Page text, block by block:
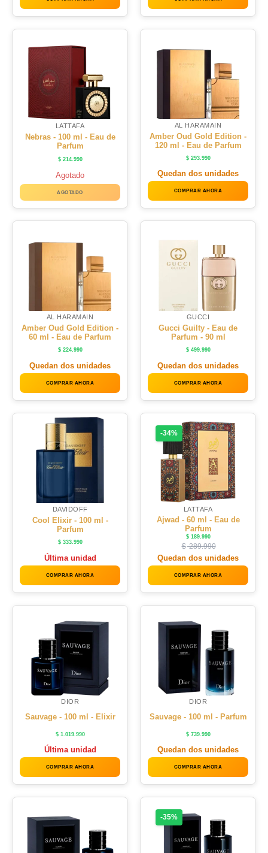
LATTAFA
Nebras - 100 ml - Eau de
Parfum
$214.990
Agotado
AGOTADO
AL HARAMAIN
Amber Oud Gold Edition -
120 ml - Eau de Parfum
$293.990
Quedan dos unidades
COMPRAR AHORA
AL HARAMAIN
Amber Oud Gold Edition -
60 ml - Eau de Parfum
$224.990
Quedan dos unidades
COMPRAR AHORA
GUCCI
Gucci Guilty - Eau de
Parfum - 90 ml
$499.990
Quedan dos unidades
COMPRAR AHORA
DAVIDOFF
Cool Elixir - 100 ml -
Parfum
$333.990
Última unidad
COMPRAR AHORA
-34%
LATTAFA
Ajwad - 60 ml - Eau de
Parfum
$189.990
$289.990
Quedan dos unidades
COMPRAR AHORA
DIOR
Sauvage - 100 ml - Elixir
$1.019.990
Última unidad
COMPRAR AHORA
DIOR
Sauvage - 100 ml - Parfum
$739.990
Quedan dos unidades
COMPRAR AHORA
-35%